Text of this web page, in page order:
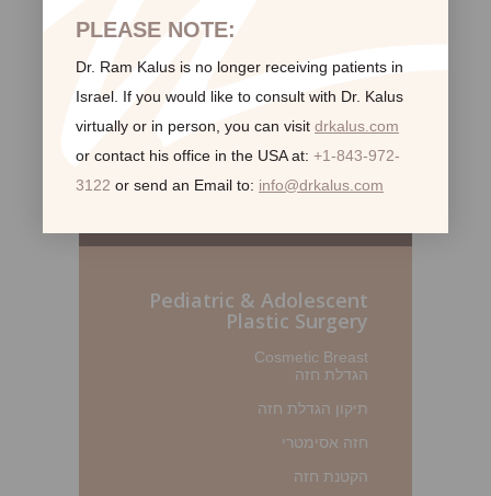
Pediatric & Adolescent
Plastic Surgery
Cosmetic Breast
הגדלת חזה
תיקון הגדלת חזה
חזה אסימטרי
הקטנת חזה
PLEASE NOTE:
Dr. Ram Kalus is no longer receiving patients in
Israel. If you would like to consult with Dr. Kalus
virtually or in person, you can visit drkalus.com
or contact his office in the USA at: +1-843-972-
3122 or send an Email to: info@drkalus.com